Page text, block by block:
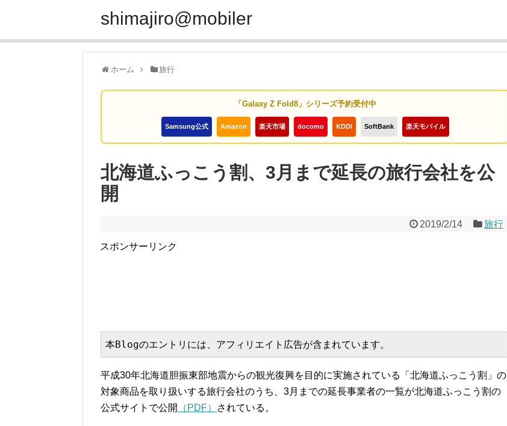
shimajiro@mobiler
ホーム 旅行
「Galaxy Z Fold8」シリーズ予約受付中
Samsung公式 Amazon 楽天市場 docomo KDDI SoftBank 楽天モバイル
北海道ふっこう割、3月まで延長の旅行会社を公
開
2019/2/14 旅行
スポンサーリンク
本Blogのエントリには、アフィリエイト広告が含まれています。
平成30年北海道胆振東部地震からの観光復興を目的に実施されている「北海道ふっこう割」の
対象商品を取り扱いする旅行会社のうち、3月までの延長事業者の一覧が北海道ふっこう割の
公式サイトで公開
（PDF） されている。